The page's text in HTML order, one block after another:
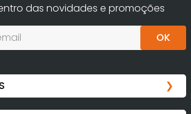
das novidades e promoções
OK